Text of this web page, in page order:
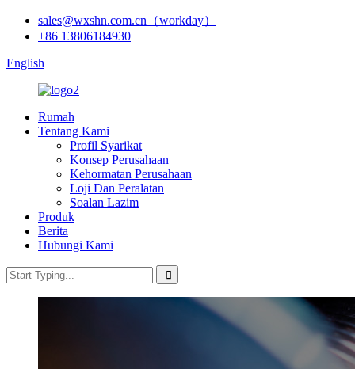
sales@wxshn.com.cn（workday）
+86 13806184930
English
Rumah
Tentang Kami
Profil Syarikat
Konsep Perusahaan
Kehormatan Perusahaan
Loji Dan Peralatan
Soalan Lazim
Produk
Berita
Hubungi Kami